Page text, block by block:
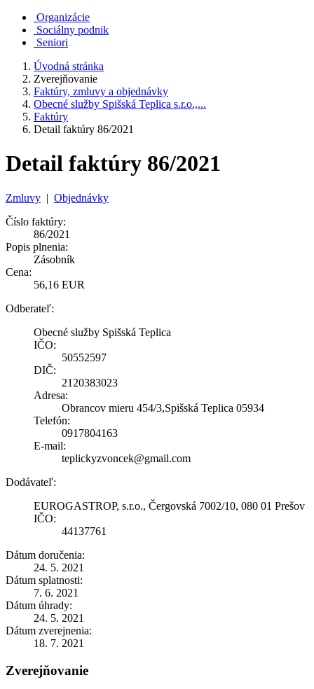
Organizácie
Sociálny podnik
Seniori
Úvodná stránka
Zverejňovanie
Faktúry, zmluvy a objednávky
Obecné služby Spišská Teplica s.r.o.,...
Faktúry
Detail faktúry 86/2021
Detail faktúry 86/2021
Zmluvy | Objednávky
Číslo faktúry:
86/2021
Popis plnenia:
Zásobník
Cena:
56,16 EUR
Odberateľ:
Obecné služby Spišská Teplica
IČO:
50552597
DIČ:
2120383023
Adresa:
Obrancov mieru 454/3,Spišská Teplica 05934
Telefón:
0917804163
E-mail:
teplickyzvoncek@gmail.com
Dodávateľ:
EUROGASTROP, s.r.o., Čergovská 7002/10, 080 01 Prešov
IČO:
44137761
Dátum doručenia:
24. 5. 2021
Dátum splatnosti:
7. 6. 2021
Dátum úhrady:
24. 5. 2021
Dátum zverejnenia:
18. 7. 2021
Zverejňovanie